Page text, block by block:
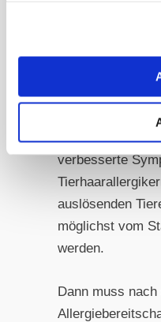
schaltet man
Nasennetz beim
Weide (obwohl
abhält, aber die
verbesserte
auslösenden
möglichst vom
werden.
Dann muss